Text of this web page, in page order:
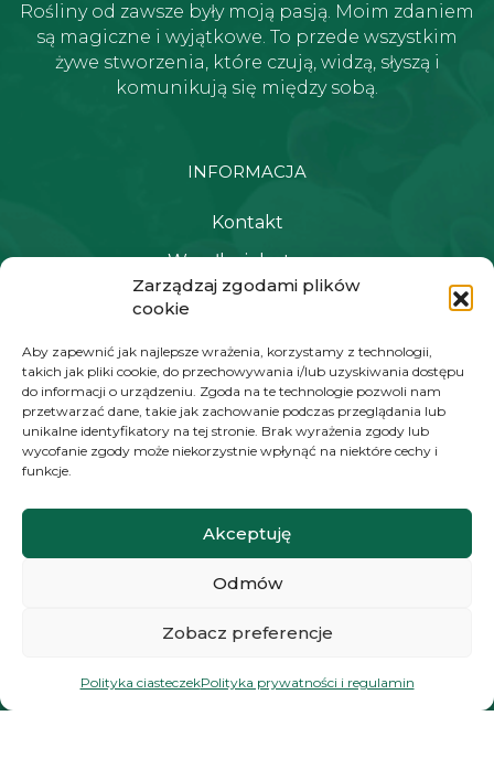
Zarządzaj zgodami plików
cookie
Aby zapewnić jak najlepsze wrażenia, korzystamy z technologii,
takich jak pliki cookie, do przechowywania i/lub uzyskiwania dostępu
do informacji o urządzeniu. Zgoda na te technologie pozwoli nam
przetwarzać dane, takie jak zachowanie podczas przeglądania lub
unikalne identyfikatory na tej stronie. Brak wyrażenia zgody lub
wycofanie zgody może niekorzystnie wpłynąć na niektóre cechy i
funkcje.
Akceptuję
Odmów
Zobacz preferencje
Polityka ciasteczekPolityka prywatności i regulamin
Rośliny od zawsze były moją pasją. Moim zdaniem
są magiczne i wyjątkowe. To przede wszystkim
żywe stworzenia, które czują, widzą, słyszą i
komunikują się między sobą.
INFORMACJA
Kontakt
Wysyłka i dostawa
Polityka prywatności i regulamin
NAWIGACJA
Moje konto
Moje zamówienia